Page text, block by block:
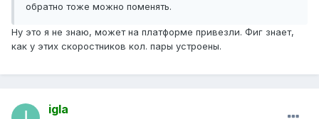
обратно тоже можно поменять.
Ну это я не знаю, может на платформе привезли. Фиг знает,
как у этих скоростников кол. пары устроены.
igla